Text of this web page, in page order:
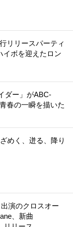
リリースパーティ
イボを迎えたロン
ダー」がABC-
春の一瞬を描いた
めく、迸る、降り
演のクロスオー
、新曲